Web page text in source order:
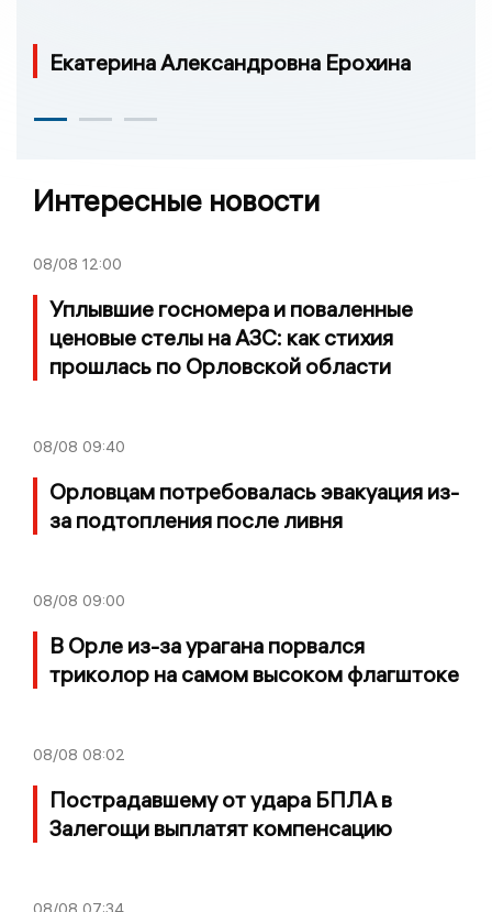
Екатерина Александровна Ерохина
Интересные новости
08/08 12:00
Уплывшие госномера и поваленные
ценовые стелы на АЗС: как стихия
прошлась по Орловской области
08/08 09:40
Орловцам потребовалась эвакуация из-
за подтопления после ливня
08/08 09:00
В Орле из-за урагана порвался
триколор на самом высоком флагштоке
08/08 08:02
Пострадавшему от удара БПЛА в
Залегощи выплатят компенсацию